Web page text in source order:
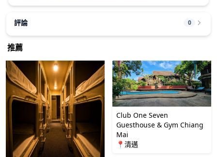
評論 0
推薦
Club One Seven
Guesthouse & Gym Chiang
Mai
📍清邁